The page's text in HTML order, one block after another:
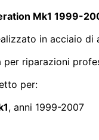
Mk1 1999-
in acciaio
riparazioni
per:
, anni 1999-2007